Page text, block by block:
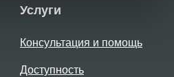
Услуги
Консультация и помощь
Доступность